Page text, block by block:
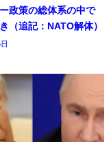
政策の総体系の中で
（追記：NATO解体）